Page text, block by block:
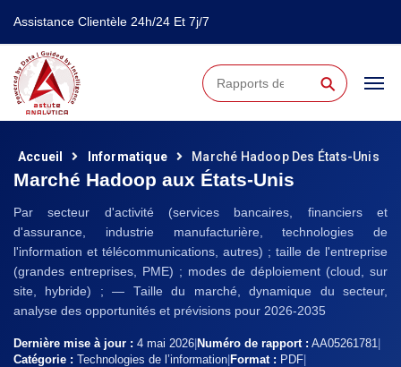
Assistance Clientèle 24h/24 Et 7j/7
⚲
Accueil Informatique Marché Hadoop Des États-Unis
Marché Hadoop aux États-Unis
Par secteur d'activité (services bancaires, financiers et
d'assurance, industrie manufacturière, technologies de
l'information et télécommunications, autres) ; taille de l'entreprise
(grandes entreprises, PME) ; modes de déploiement (cloud, sur
site, hybride) ; — Taille du marché, dynamique du secteur,
analyse des opportunités et prévisions pour 2026-2035
Dernière mise à jour : 4 mai 2026 Numéro de rapport : AA05261781
Catégorie : Technologies de l’information Format : PDF